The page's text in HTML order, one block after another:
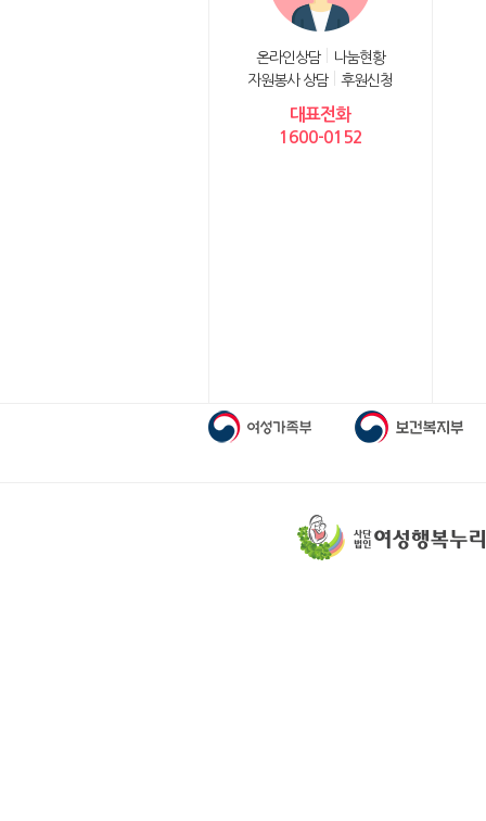
온라인상담
나눔현황
자원봉사 상담
후원신청
대표전화
1600-0152